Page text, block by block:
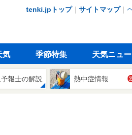
tenki.jpトップ｜ サイトマップ｜
気 季節特集 天気ニュ
報士の解説 熱中症情報